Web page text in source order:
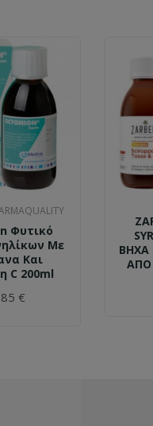
Φυτικό
Με
Και
C 200ml
€
ΒΗΧΑ
ΑΠΟ